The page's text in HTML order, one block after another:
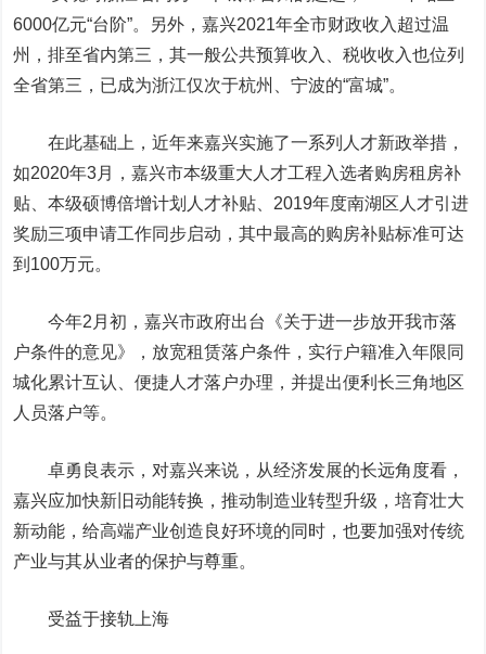
6000亿元“台阶”。另外，嘉兴2021年全市财政收入超过温
州，排至省内第三，其一般公共预算收入、税收收入也位列
全省第三，已成为浙江仅次于杭州、宁波的“富城”。
在此基础上，近年来嘉兴实施了一系列人才新政举措，
如2020年3月，嘉兴市本级重大人才工程入选者购房租房补
贴、本级硕博倍增计划人才补贴、2019年度南湖区人才引进
奖励三项申请工作同步启动，其中最高的购房补贴标准可达
到100万元。
今年2月初，嘉兴市政府出台《关于进一步放开我市落
户条件的意见》，放宽租赁落户条件，实行户籍准入年限同
城化累计互认、便捷人才落户办理，并提出便利长三角地区
人员落户等。
卓勇良表示，对嘉兴来说，从经济发展的长远角度看，
嘉兴应加快新旧动能转换，推动制造业转型升级，培育壮大
新动能，给高端产业创造良好环境的同时，也要加强对传统
产业与其从业者的保护与尊重。
受益于接轨上海